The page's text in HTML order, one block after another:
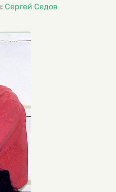
Сергей Седов